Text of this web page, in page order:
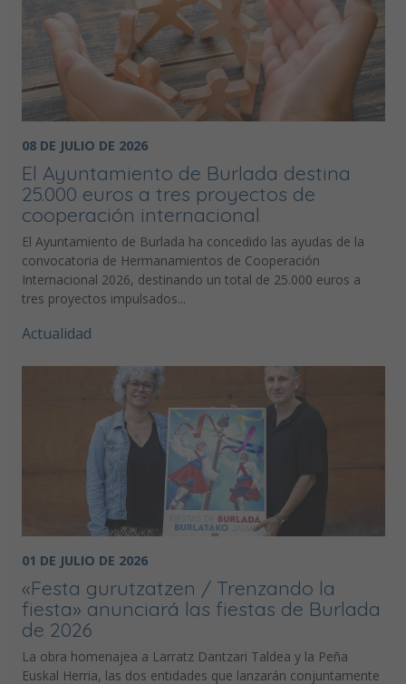
08 DE JULIO DE 2026
El Ayuntamiento de Burlada destina
25.000 euros a tres proyectos de
cooperación internacional
El Ayuntamiento de Burlada ha concedido las ayudas de la
convocatoria de Hermanamientos de Cooperación
Internacional 2026, destinando un total de 25.000 euros a
tres proyectos impulsados...
Actualidad
01 DE JULIO DE 2026
«Festa gurutzatzen / Trenzando la
fiesta» anunciará las fiestas de Burlada
de 2026
La obra homenajea a Larratz Dantzari Taldea y la Peña
Euskal Herria, las dos entidades que lanzarán conjuntamente